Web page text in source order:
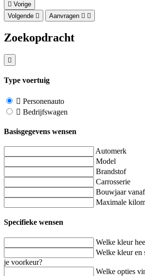
Vorige
Volgende
Aanvragen
Zoekopdracht
Type voertuig
Personenauto
Bedrijfswagen
Basisgegevens wensen
Automerk
Model
Brandstof
Carrosserie
Bouwjaar vanaf
Maximale
Specifieke wensen
Welke kleur
Welke kleur en
je voorkeur?
Welke opties